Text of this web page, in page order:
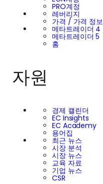
PRO계정
레버리지
가격 / 가격 정보
메타트레이더 4
메타트레이더 5
홈
자원
경제 캘린더
EC Insights
EC Academy
용어집
최근 뉴스
시장 분석
시장 뉴스
교육 자료
기업 뉴스
CSR